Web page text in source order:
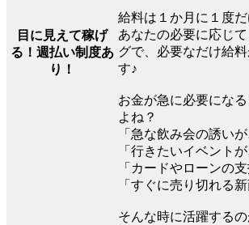
目に見えて稼げ
る！週払い制度あ
り！
給料は１か月に１度だ
あなたの必要に応じ
グで、必要なだけ給
す♪
お金が急に必要にな
よね？
「急な飲み会の誘い
「行きたいイベント
「カードやローンの
「すぐに売り切れる
そんな時に活躍するの